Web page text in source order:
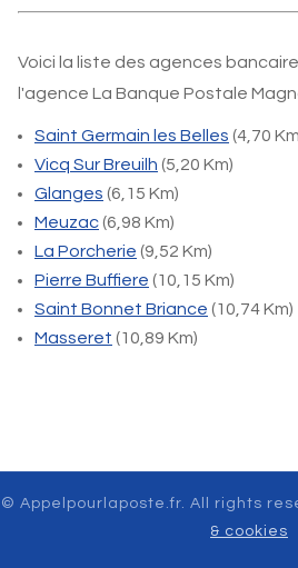
Voici la liste des agences
l'agence La Banque Postale
Saint Germain les Belles (4,70
Vicq Sur Breuilh (5,20 Km)
Glanges (6,15 Km)
Meuzac(6,98 Km)
La Porcherie (9,52 Km)
Pierre Buffiere (10,15 Km)
Saint Bonnet Briance (10,74 Km)
Masseret (10,89 Km)
© Appelpourlaposte.fr. All rights
& cookies